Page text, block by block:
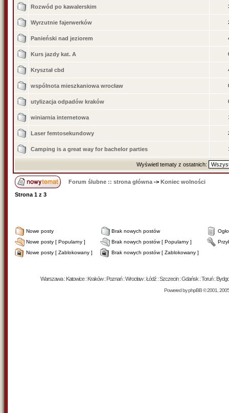
Rozwód po kawalerskim
Wyrzutnie fajerwerków
Panieński nad jeziorem
Kurs jazdy kat. A
Kryształ cbd
wspólnota mieszkaniowa wrocław
utylizacja odpadów kraków
winiarnia internetowa
Laser femtosekundowy
Camping is a great way for bachelor parties
Wyświetl tematy z ostatnich:
Forum ślubne :: strona główna -> Koniec wolności
Strona 1 z 3
Nowe posty Brak nowych postów
Nowe posty [ Popularny ]
Brak nowych postów [ Popularny ]
Nowe posty [ Zablokowany ]
Brak nowych postów [ Zablokowany ]
Warszawa : Katowice : Kraków : Poznań : Wrocław : Łódź : Szczecin : Gdańsk : Toruń :
Powered byphpBB© 2001,